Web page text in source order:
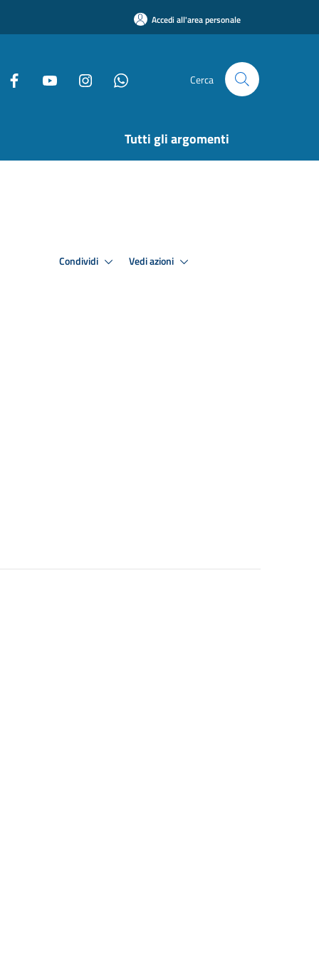
Accedi all'area personale
Cerca
Tutti gli argomenti
Condividi Vedi azioni